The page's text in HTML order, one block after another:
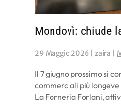
Mondovì: chiude
29 Maggio 2026 | zaira |
Il 7 giugno prossimo si
commerciali più
La Forneria Forlani,